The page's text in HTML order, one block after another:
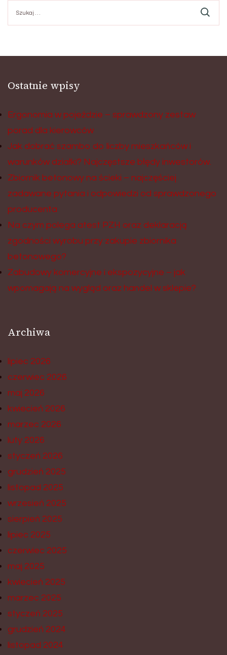
Ostatnie wpisy
Ergonomia w pojeździe – sprawdzony zestaw
porad dla kierowców
Jak dobrać szambo do liczby mieszkańców i
warunków działki? Najczęstsze błędy inwestorów.
Zbiornik betonowy na ścieki – najczęściej
zadawane pytania i odpowiedzi od sprawdzonego
producenta
Na czym polega atest PZH oraz deklaracją
zgodności wyrobu przy zakupie zbiornika
betonowego?
Zabudowy komercyjne i ekspozycyjne – jak
wpomagają na wygląd oraz handel w sklepie?
Archiwa
lipiec 2026
czerwiec 2026
maj 2026
kwiecień 2026
marzec 2026
luty 2026
styczeń 2026
grudzień 2025
listopad 2025
wrzesień 2025
sierpień 2025
lipiec 2025
czerwiec 2025
maj 2025
kwiecień 2025
marzec 2025
styczeń 2025
grudzień 2024
listopad 2024